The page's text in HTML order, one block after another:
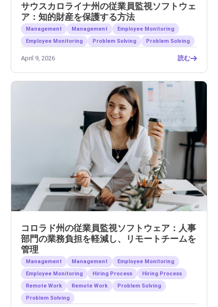
サウスカロライナ州の従業員監視ソフトウェ
ア：知的財産を保護する方法
Management Management
Employee Monitoring
Employee Monitoring
Problem Solving Problem Solving
April 9, 2026 読む
コロラド州の従業員監視ソフトウェア：人事
部門の業務負担を軽減し、リモートチームを
管理
Management Management
Employee Monitoring
Employee Monitoring
Hiring Process
Hiring Process
Remote Work
Remote Work
Problem Solving
Problem Solving